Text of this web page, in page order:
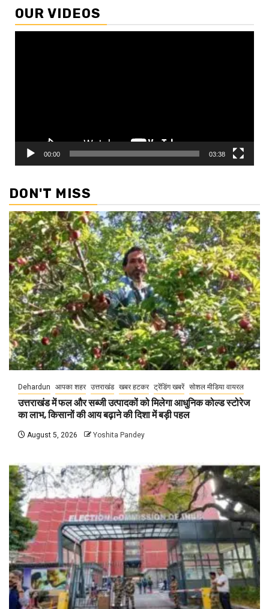
OUR VIDEOS
00:00 03:38
DON'T MISS
Dehardun आपका शहर उत्तराखंड खबर हटकर ट्रेंडिंग खबरें सोशल मीडिया वायरल
उत्तराखंड में फल और सब्जी उत्पादकों को मिलेगा आधुनिक कोल्ड स्टोरेज
का लाभ, किसानों की आय बढ़ाने की दिशा में बड़ी पहल
August 5, 2026 Yoshita Pandey